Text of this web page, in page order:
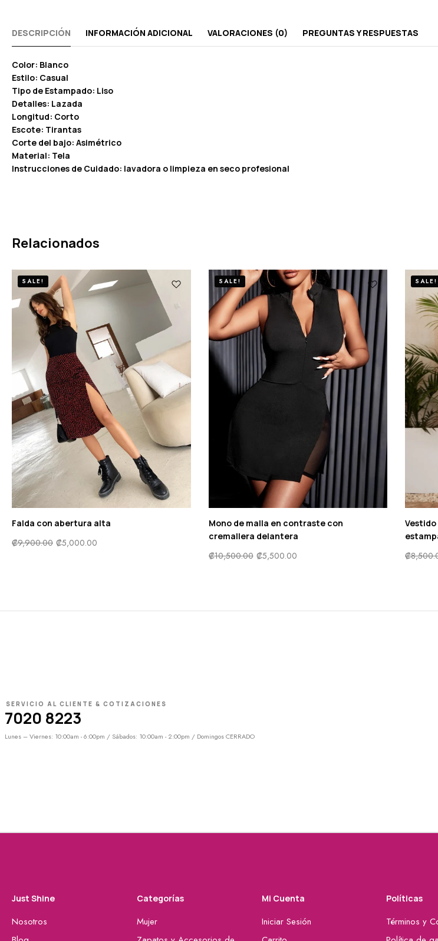
DESCRIPCIÓN INFORMACIÓN ADICIONAL VALORACIONES (0) PREGUNTAS Y RESPUESTAS
Color: Blanco
Estilo: Casual
Tipo de Estampado: Liso
Detalles: Lazada
Longitud: Corto
Escote: Tirantas
Corte del bajo: Asimétrico
Material: Tela
Instrucciones de Cuidado: lavadora o limpieza en seco profesional
Relacionados
SALE!
Falda con abertura alta
₡9,900.00 ₡5,000.00
SALE!
Mono de malla en contraste con
cremallera delantera
₡10,500.00 ₡5,500.00
SALE!
₡
SERVICIO AL CLIENTE & COTIZACIONES
7020 8223
Lunes – Viernes: 10:00am - 6:00pm / Sábados: 10:00am - 2:00pm / Domingos CERRADO
Just Shine
Nosotros
Categorías
Mujer
Mi Cuenta
Iniciar Sesión
Políticas
Términos y